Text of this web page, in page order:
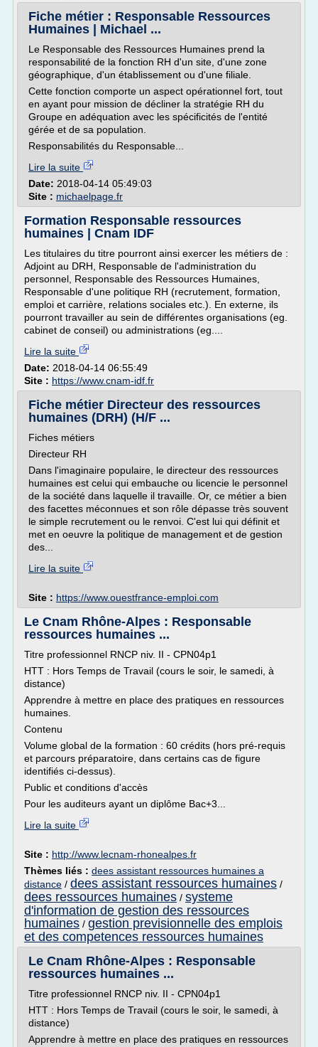
Fiche métier : Responsable Ressources
Humaines | Michael ...
Le Responsable des Ressources Humaines prend la
responsabilité de la fonction RH d'un site, d'une zone
géographique, d'un établissement ou d'une filiale.
Cette fonction comporte un aspect opérationnel fort, tout
en ayant pour mission de décliner la stratégie RH du
Groupe en adéquation avec les spécificités de l'entité
gérée et de sa population.
Responsabilités du Responsable...
Lire la suite
Date: 2018-04-14 05:49:03
Site : michaelpage.fr
Formation Responsable ressources
humaines | Cnam IDF
Les titulaires du titre pourront ainsi exercer les métiers de :
Adjoint au DRH, Responsable de l'administration du
personnel, Responsable des Ressources Humaines,
Responsable d'une politique RH (recrutement, formation,
emploi et carrière, relations sociales etc.). En externe, ils
pourront travailler au sein de différentes organisations (eg.
cabinet de conseil) ou administrations (eg....
Lire la suite
Date: 2018-04-14 06:55:49
Site : https://www.cnam-idf.fr
Fiche métier Directeur des ressources
humaines (DRH) (H/F ...
Fiches métiers
Directeur RH
Dans l'imaginaire populaire, le directeur des ressources
humaines est celui qui embauche ou licencie le personnel
de la société dans laquelle il travaille. Or, ce métier a bien
des facettes méconnues et son rôle dépasse très souvent
le simple recrutement ou le renvoi. C'est lui qui définit et
met en oeuvre la politique de management et de gestion
des...
Lire la suite
Site : https://www.ouestfrance-emploi.com
Le Cnam Rhône-Alpes : Responsable
ressources humaines ...
Titre professionnel RNCP niv. II - CPN04p1
HTT : Hors Temps de Travail (cours le soir, le samedi, à
distance)
Apprendre à mettre en place des pratiques en ressources
humaines.
Contenu
Volume global de la formation : 60 crédits (hors pré-requis
et parcours préparatoire, dans certains cas de figure
identifiés ci-dessus).
Public et conditions d'accès
Pour les auditeurs ayant un diplôme Bac+3...
Lire la suite
Site : http://www.lecnam-rhonealpes.fr
Thèmes liés : dees assistant ressources humaines a
distance / dees assistant ressources humaines /
dees ressources humaines / systeme
d'information de gestion des ressources
humaines / gestion previsionnelle des emplois
et des competences ressources humaines
Le Cnam Rhône-Alpes : Responsable
ressources humaines ...
Titre professionnel RNCP niv. II - CPN04p1
HTT : Hors Temps de Travail (cours le soir, le samedi, à
distance)
Apprendre à mettre en place des pratiques en ressources